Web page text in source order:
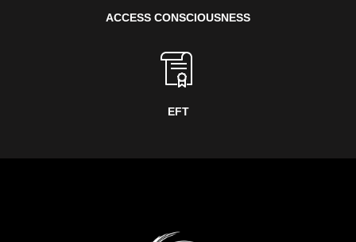
ACCESS CONSCIOUSNESS
EFT